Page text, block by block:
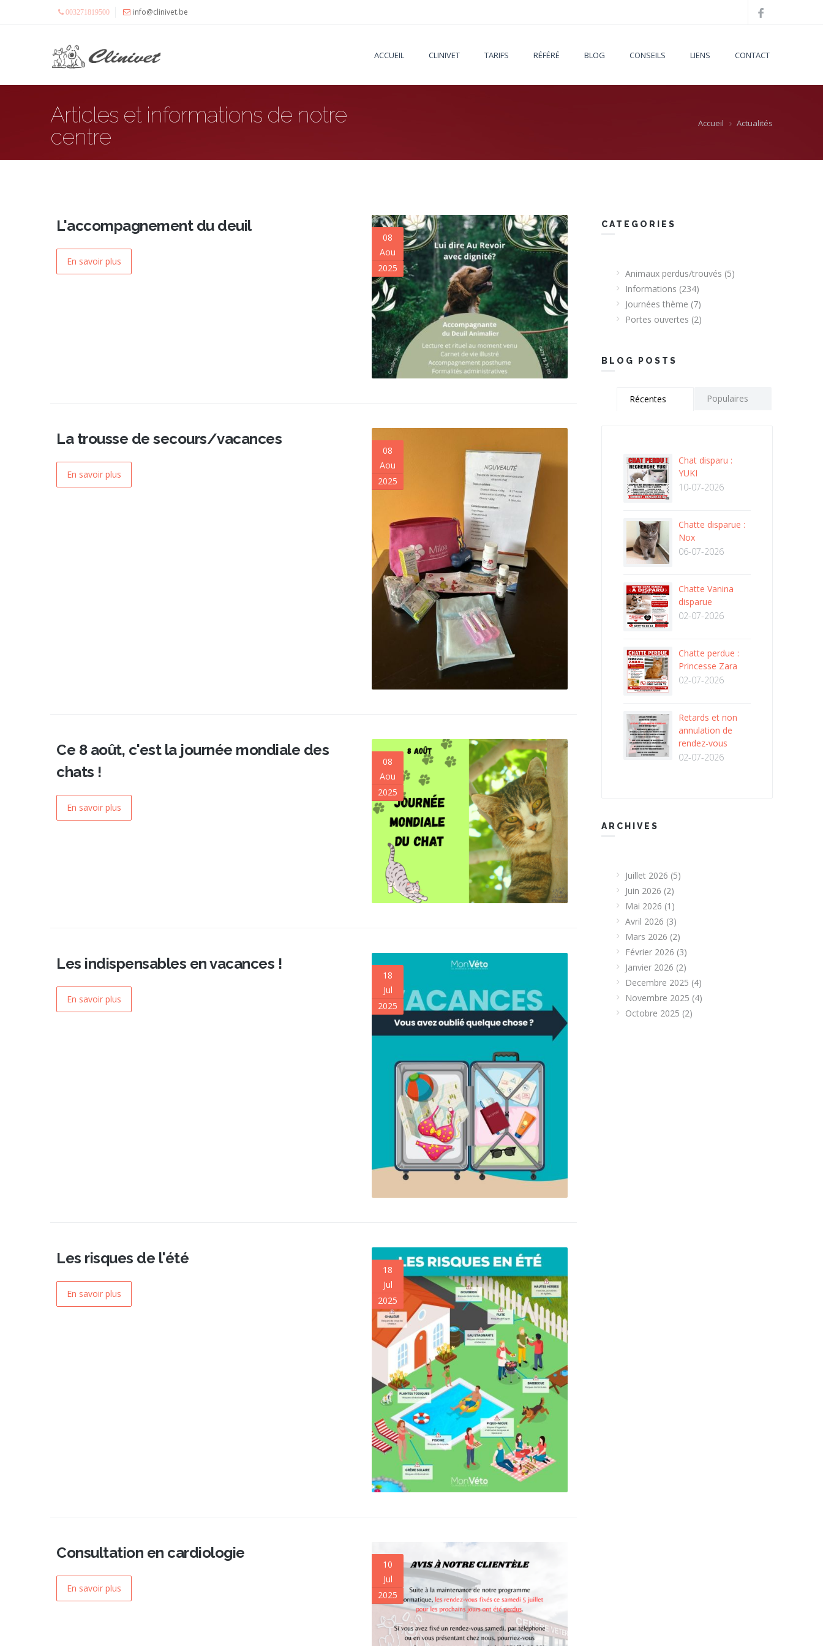
003271819500 info@clinivet.be
ACCUEIL CLINIVET TARIFS RÉFÉRÉ BLOG CONSEILS LIENS CONTACT
Articles et informations de notre
centre
Accueil Actualités
L'accompagnement du deuil
En savoir plus
08
Aou
2025
La trousse de secours/vacances
En savoir plus
08
Aou
2025
Ce 8 août, c'est la journée mondiale des
chats !
En savoir plus
08
Aou
2025
Les indispensables en vacances !
En savoir plus
18
Jul
2025
Les risques de l'été
En savoir plus
18
Jul
2025
Consultation en cardiologie
En savoir plus
10
Jul
2025
CATEGORIES
Animaux perdus/trouvés (5)
Informations (234)
Journées thème (7)
Portes ouvertes (2)
BLOG POSTS
Récentes Populaires
Chat disparu :
YUKI
10-07-2026
Chatte disparue :
Nox
06-07-2026
Chatte Vanina
disparue
02-07-2026
Chatte perdue :
Princesse Zara
02-07-2026
Retards et non
annulation de
rendez-vous
02-07-2026
ARCHIVES
Juillet 2026 (5)
Juin 2026 (2)
Mai 2026 (1)
Avril 2026 (3)
Mars 2026 (2)
Février 2026 (3)
Janvier 2026 (2)
Decembre 2025 (4)
Novembre 2025 (4)
Octobre 2025 (2)